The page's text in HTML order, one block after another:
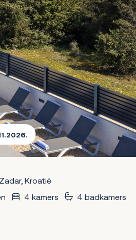
Kroatië
4 kamers 4 badkamers